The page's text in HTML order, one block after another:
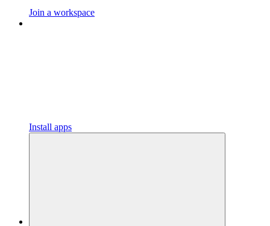
Join a workspace
Install apps